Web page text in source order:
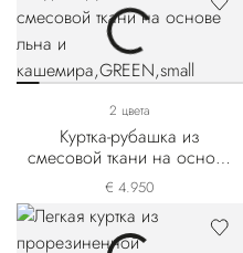
2 цвета
Куртка-рубашка из
смесовой ткани на основе
льна и кашемира
€ 4.950